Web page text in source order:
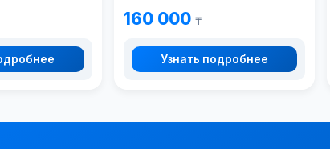
160 000 ₸
Узнать подробнее